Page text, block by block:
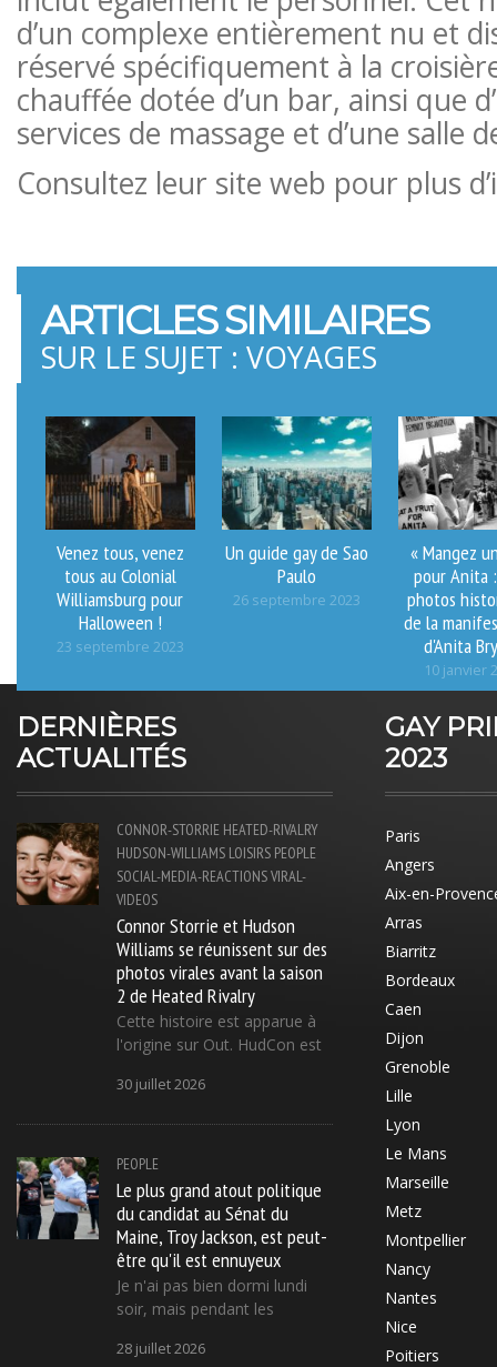
d’un complexe entièrement nu et
réservé spécifiquement à la
chauffée dotée d’un bar, ainsi que
services de massage et d’une salle
Consultez leur site web pour plus
ARTICLES SIMILAIRES
SUR LE SUJET : VOYAGES
Venez tous, venez
tous au Colonial
Williamsburg pour
Halloween !
23 septembre 2023
Un guide gay de Sao
Paulo
26 septembre 2023
« Mangez
pour Anita
photos
de la
d'Anita
10 janvier
DERNIÈRES
ACTUALITÉS
CONNOR-STORRIE HEATED-RIVALRY
HUDSON-WILLIAMS LOISIRS PEOPLE
SOCIAL-MEDIA-REACTIONSVIRAL-
VIDEOS
Connor Storrie et Hudson
Williams se réunissent sur des
photos virales avant la saison
2 de Heated Rivalry
Cette histoire est apparue à
l'origine sur Out. HudCon est
30 juillet 2026
PEOPLE
Le plus grand atout politique
du candidat au Sénat du
Maine, Troy Jackson, est peut-
être qu'il est ennuyeux
Je n'ai pas bien dormi lundi
soir, mais pendant les
28 juillet 2026
GAY
2023
Paris
Angers
Aix-en-
Arras
Biarritz
Bordeaux
Caen
Dijon
Grenoble
Lille
Lyon
Le Mans
Marseille
Metz
Montpellier
Nancy
Nantes
Nice
Poitiers